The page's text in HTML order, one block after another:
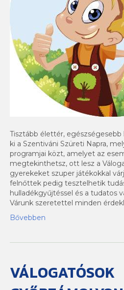
Tisztább élettér,
ki a Szentiváni Szüreti Napra,
programjai közt, amelyet az
megtekinthetsz, ott lesz a
gyerekeket szuper játékokkal
felnőttek pedig tesztelhetik
hulladékgyűjtéssel és a tudatos
Várunk szeretettel minden
Bővebben
VÁLOGATÓSOK